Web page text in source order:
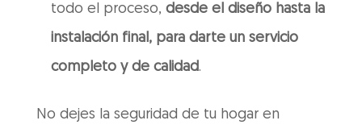
todo el proceso, desde el diseño hasta la
instalación final, para darte un servicio
completo y de calidad.
No dejes la seguridad de tu hogar en